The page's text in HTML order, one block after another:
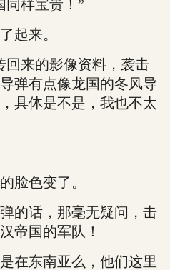
样宝贵！”
来。
来的影像资料，袭击
弹有点像龙国的冬风导
具体是不是，我也不太
色变了。
话，那毫无疑问，击
帝国的军队！
东南亚么，他们这里